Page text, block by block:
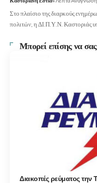
Στο πλαίσιο της διαρκούς
πολιτών, η ΔΙ.Π.Υ.Ν. Καστοριάς
Μπορεί επίσης να
Διακοπές ρεύματος την